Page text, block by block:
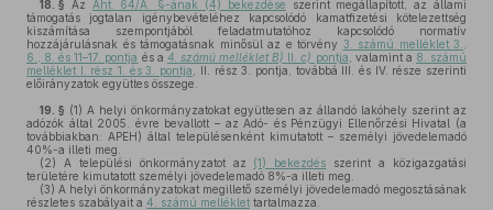
18. § Az Áht. 64/A. §-ának (4) bekezdése szerint megállapított, az állami
támogatás jogtalan igénybevételéhez kapcsolódó kamatfizetési kötelezettség
kiszámítása szempontjából feladatmutatóhoz kapcsolódó normatív
hozzájárulásnak és támogatásnak minősül az e törvény 3. számú melléklet 3.,
6., 8. és 11–17. pontja és a 4. számú melléklet B) II.c) pontja , valamint a 8. számú
melléklet I. rész 1. és 3. pontja , II. rész 3. pontja, továbbá III. és IV. része szerinti
előirányzatok együttes összege.
19. § (1) A helyi önkormányzatokat együttesen az állandó lakóhely szerint az
adózók által 2005. évre bevallott – az Adó- és Pénzügyi Ellenőrzési Hivatal (a
továbbiakban: APEH) által településenként kimutatott – személyi jövedelemadó
40%-a illeti meg.
(2) A települési önkormányzatot az (1) bekezdés szerint a közigazgatási
területére kimutatott személyi jövedelemadó 8%-a illeti meg.
(3) A helyi önkormányzatokat megillető személyi jövedelemadó megosztásának
részletes szabályait a 4. számú melléklet tartalmazza.